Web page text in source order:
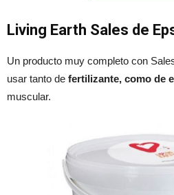
Living Earth Sales de
Un producto muy completo con
usar tanto de fertilizante, como de
muscular.